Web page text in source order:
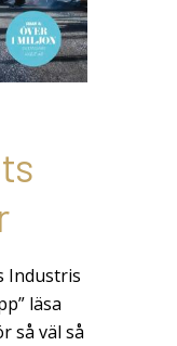
Industris
läsa
så väl så